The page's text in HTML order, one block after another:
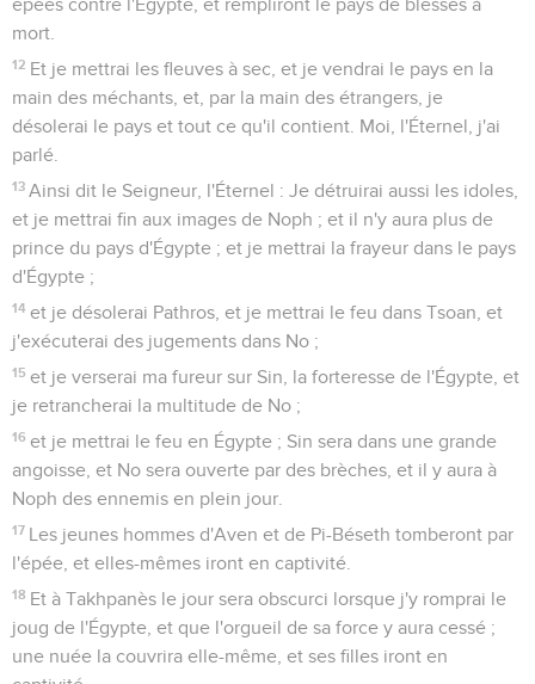
épées contre l'Égypte, et rempliront le pays de blessés à
mort.
12 Et je mettrai les fleuves à sec, et je vendrai le pays en la
main des méchants, et, par la main des étrangers, je
désolerai le pays et tout ce qu'il contient. Moi, l'Éternel, j'ai
parlé.
13 Ainsi dit le Seigneur, l'Éternel : Je détruirai aussi les idoles,
et je mettrai fin aux images de Noph ; et il n'y aura plus de
prince du pays d'Égypte ; et je mettrai la frayeur dans le pays
d'Égypte ;
14 et je désolerai Pathros, et je mettrai le feu dans Tsoan, et
j'exécuterai des jugements dans No ;
15 et je verserai ma fureur sur Sin, la forteresse de l'Égypte, et
je retrancherai la multitude de No ;
16 et je mettrai le feu en Égypte ; Sin sera dans une grande
angoisse, et No sera ouverte par des brèches, et il y aura à
Noph des ennemis en plein jour.
17 Les jeunes hommes d'Aven et de Pi-Béseth tomberont par
l'épée, et elles-mêmes iront en captivité.
18 Et à Takhpanès le jour sera obscurci lorsque j'y romprai le
joug de l'Égypte, et que l'orgueil de sa force y aura cessé ;
une nuée la couvrira elle-même, et ses filles iront en